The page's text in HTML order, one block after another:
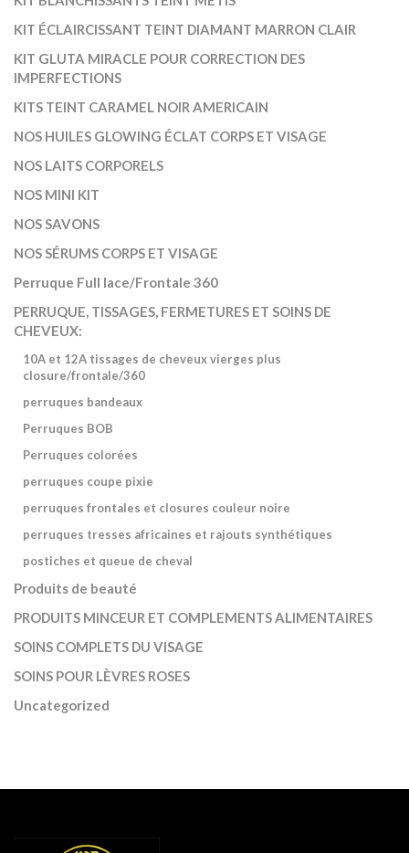
KIT ÉCLAIRCISSANT TEINT DIAMANT MARRON CLAIR
KIT GLUTA MIRACLE POUR CORRECTION DES
IMPERFECTIONS
KITS TEINT CARAMEL NOIR AMERICAIN
NOS HUILES GLOWING ÉCLAT CORPS ET VISAGE
NOS LAITS CORPORELS
NOS MINI KIT
NOS SAVONS
NOS SÉRUMS CORPS ET VISAGE
Perruque Full lace/Frontale 360
PERRUQUE, TISSAGES, FERMETURES ET SOINS DE
CHEVEUX:
10A et 12A tissages de cheveux vierges plus
closure/frontale/360
perruques bandeaux
Perruques BOB
Perruques colorées
perruques coupe pixie
perruques frontales et closures couleur noire
perruques tresses africaines et rajouts synthétiques
postiches et queue de cheval
Produits de beauté
PRODUITS MINCEUR ET COMPLEMENTS ALIMENTAIRES
SOINS COMPLETS DU VISAGE
SOINS POUR LÈVRES ROSES
Uncategorized